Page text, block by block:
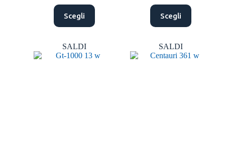
Scegli Scegli
SALDI SALDI